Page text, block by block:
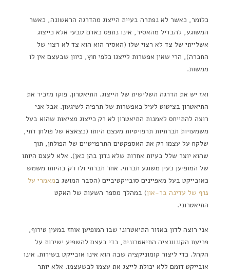
כלומר, כאשר לא נפתרה בעיית הייצוג מהדרגה הראשונה, כאשר
המשוגע, להבדיל מהאסיר, אינו נתפס כאדם טבעי אלא כייצוג
אשלייתי של צד לא רצוי שלו (האסיר הוא הוא צד לא רצוי של
החברה), הרי שאין אפשרות לייצגו כלפי חוץ, כיוון שבעצם אין לו
ממשות.
ואז יש את הדרגה השלישית של הייצוג. התיאטרון. פוקו מזכיר את
התיאטרון בציטוט לעיל כאפשרות של תרפיה לשיגעון. אבל אני
רוצה להתייחס לאמנות התיאטרון לא רק כייצוג מציאות שהוא בעל
משמעויות חברתיות תרפויטיות מעצם היותו (כצאצא של פולחן דתי,
שלקח על עצמו רק את האספקטים התרפויטיים של הפולחן, תוך
שהוא יוצר שלל בעיות אחרות שלא נדון בהן כאן). אלא לעצם היותו
של המופיען כעין משוגע חברתי. אחר חברתי ולו רק בהיותו משמש
כאובייקט בעל מאפיינים סובייקטיביים (הסבר המושג במאמרי על
נוף של עדינה בר-און) במהלך מספר השעות של האקט
התיאטרוני.
אני רוצה לדון באזור התיאטרוני שבו המופיען אוחז במעין טירוף,
פריעת הקונוונציה התיאטרונית, כדי בעצם להשפיע ישירות על
הקהל. כדי ליצור קומוניקציה שבה הוא אינו אובייקט בשירות. אינו
אובייקט דומם ללא יכולת לייצג את עצמו לכשעצמו. אלא יותר